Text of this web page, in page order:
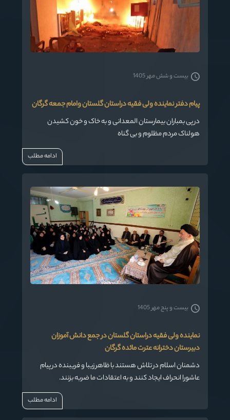
پیام دفتر نماینده ولی فقیه دراستان گلستان وامام جمعه گرگان
در پی بمباران بیمارستان المعدانی و به خاک و خون کشیدن
هولناک مردم مظلوم و بی گناه
بیست و شش مهر 1405
ادامه مطلب
نماینده ولی فقیه دراستان گلستان در جمع دانش آموزان
دبیرستان دخترانه عترت مائده گرگان
دشمنان اسلام در تلاش هستند با ظاهر زیبا و فریبنده در پیام
عاشورا انحراف ایجاد کنند و به اعتقادات ما ضربه بزنند.
بیست و پنج مهر 1405
ادامه مطلب